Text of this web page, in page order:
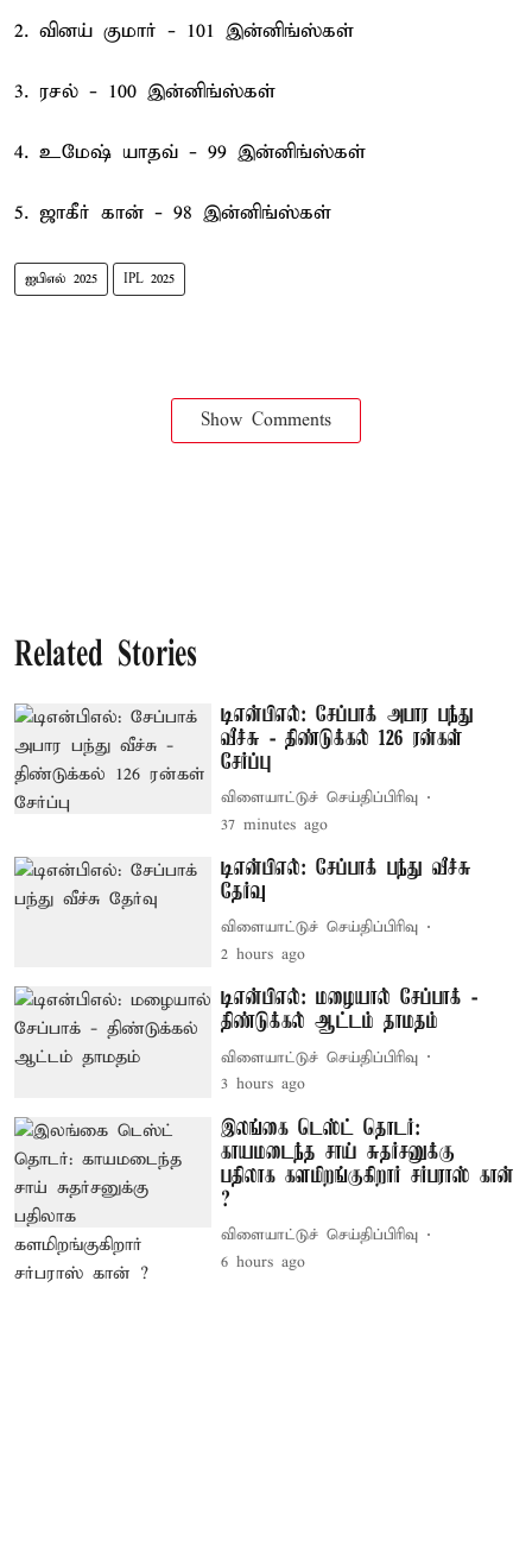
2. வினய் குமார் - 101 இன்னிங்ஸ்கள்
3. ரசல் - 100 இன்னிங்ஸ்கள்
4. உமேஷ் யாதவ் - 99 இன்னிங்ஸ்கள்
5. ஜாகீர் கான் - 98 இன்னிங்ஸ்கள்
ஐபிஎல் 2025 IPL 2025
Show Comments
Related Stories
டிஎன்பிஎல்: சேப்பாக் அபார பந்து
வீச்சு - திண்டுக்கல் 126 ரன்கள்
சேர்ப்பு
விளையாட்டுச் செய்திப்பிரிவு
37 minutes ago
டிஎன்பிஎல்: சேப்பாக் பந்து வீச்சு
தேர்வு
விளையாட்டுச் செய்திப்பிரிவு
2 hours ago
டிஎன்பிஎல்: மழையால் சேப்பாக் -
திண்டுக்கல் ஆட்டம் தாமதம்
விளையாட்டுச் செய்திப்பிரிவு
3 hours ago
இலங்கை டெஸ்ட் தொடர்:
காயமடைந்த சாய் சுதர்சனுக்கு
பதிலாக களமிறங்குகிறார் சர்பராஸ் கான்
?
விளையாட்டுச் செய்திப்பிரிவு
6 hours ago